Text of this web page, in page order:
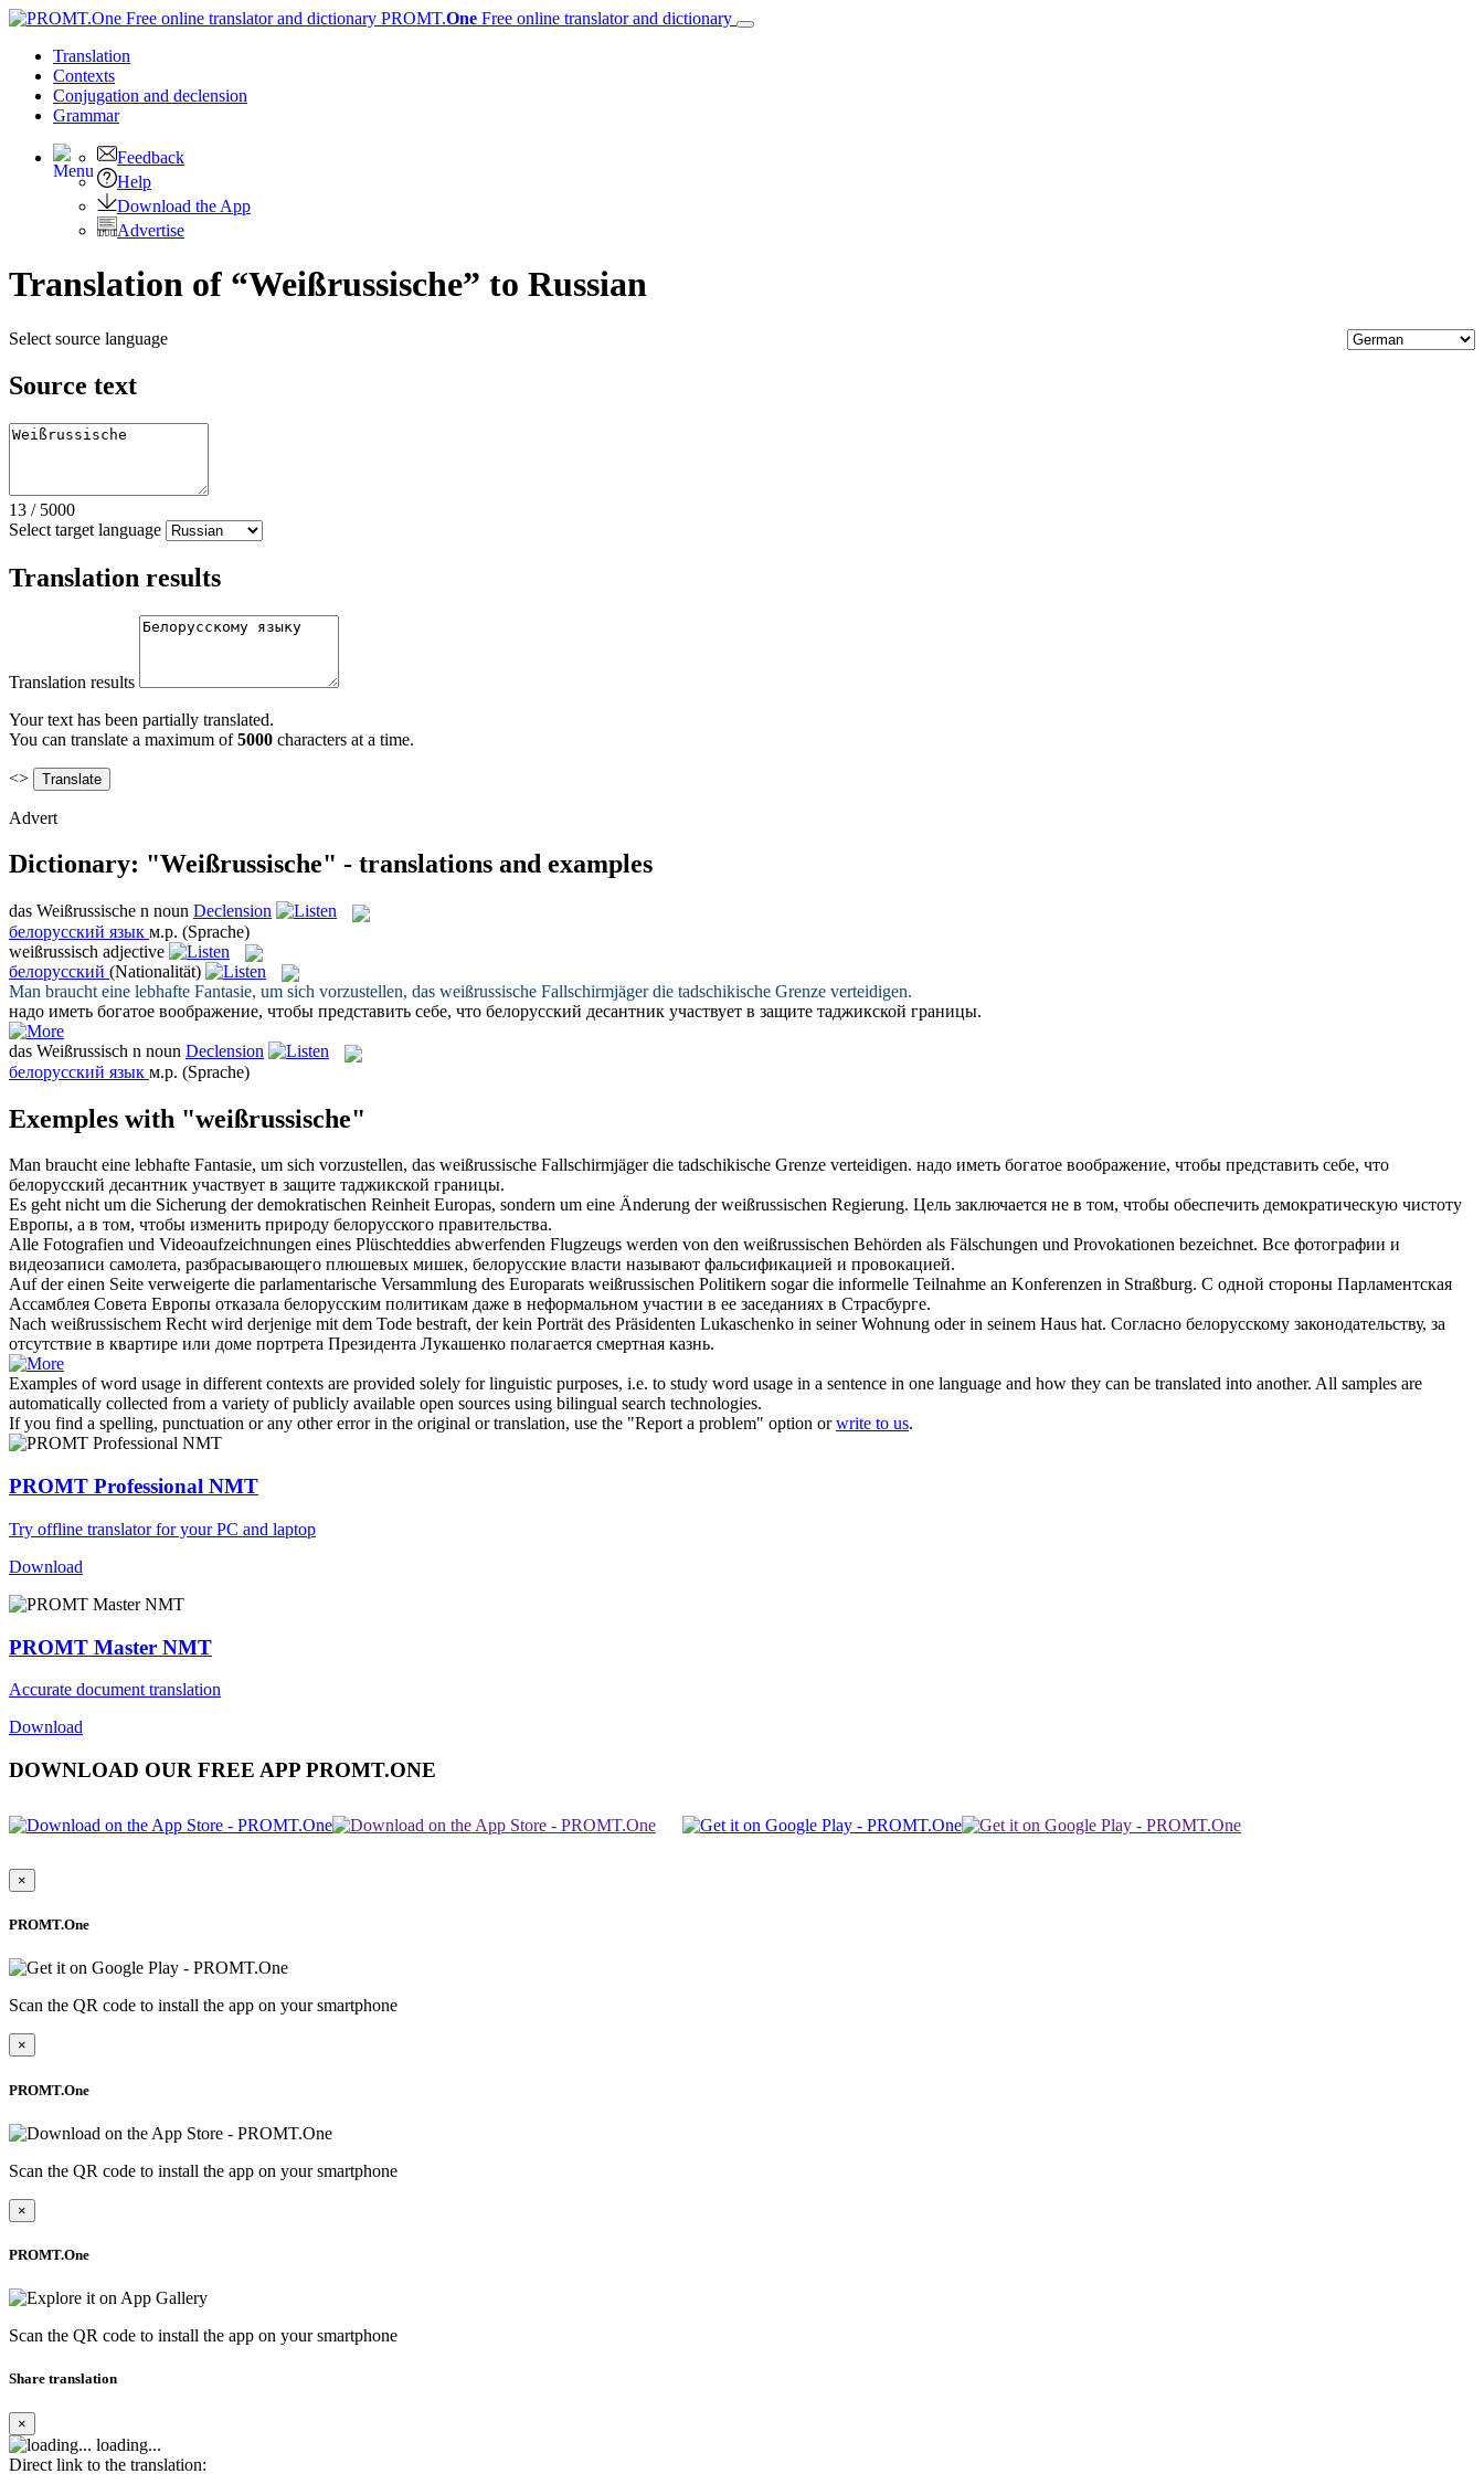
PROMT.One Free online translator and dictionary
Translation
Contexts
Conjugation and declension
Grammar
Feedback
Help
Download the App
Advertise
Translation of “Weißrussische” to Russian
Select source language
Source text
13 / 5000
Select target language
Translation results
Translation results
Your text has been partially translated.
You can translate a maximum of5000 characters at a time.
<>
Advert
Dictionary: "Weißrussische" - translations and examples
das Weißrussische n noun Declension
белорусский язык м.р. (Sprache)
weißrussisch adjective
белорусский (Nationalität)
Man braucht eine lebhafte Fantasie, um sich vorzustellen, das weißrussische Fallschirmjäger die tadschikische Grenze verteidigen.
надо иметь богатое воображение, чтобы представить себе, что белорусский десантник участвует в защите таджикской границы.
das Weißrussisch n noun Declension
белорусский язык м.р. (Sprache)
Exemples with "weißrussische"
Man braucht eine lebhafte Fantasie, um sich vorzustellen, das weißrussische Fallschirmjäger die tadschikische Grenze verteidigen. надо иметь богатое воображение, чтобы представить себе, что
белорусский десантник участвует в защите таджикской границы.
Es geht nicht um die Sicherung der demokratischen Reinheit Europas, sondern um eine Änderung derweißrussischen Regierung. Цель заключается не в том, чтобы обеспечить демократическую чистоту
Европы, а в том, чтобы изменить природу белорусского правительства.
Alle Fotografien und Videoaufzeichnungen eines Plüschteddies abwerfenden Flugzeugs werden von den weißrussischen Behörden als Fälschungen und Provokationen bezeichnet. Все фотографии и
видеозаписи самолета, разбрасывающего плюшевых мишек, белорусские власти называют фальсификацией и провокацией.
Auf der einen Seite verweigerte die parlamentarische Versammlung des Europarats weißrussischen Politikern sogar die informelle Teilnahme an Konferenzen in Straßburg. С одной стороны Парламентская
Ассамблея Совета Европы отказала белорусским политикам даже в неформальном участии в ее заседаниях в Страсбурге.
Nach weißrussischem Recht wird derjenige mit dem Tode bestraft, der kein Porträt des Präsidenten Lukaschenko in seiner Wohnung oder in seinem Haus hat. Согласно белорусскому законодательству, за
отсутствие в квартире или доме портрета Президента Лукашенко полагается смертная казнь.
Examples of word usage in different contexts are provided solely for linguistic purposes, i.e. to study word usage in a sentence in one language and how they can be translated into another. All samples are
automatically collected from a variety of publicly available open sources using bilingual search technologies.
If you find a spelling, punctuation or any other error in the original or translation, use the "Report a problem" option orwrite to us.
PROMT Professional NMT
Try offline translator for your PC and laptop
Download
PROMT Master NMT
Accurate document translation
Download
DOWNLOAD OUR FREE APP PROMT.ONE
×
PROMT.One
Scan the QR code to install the app on your smartphone
×
PROMT.One
Scan the QR code to install the app on your smartphone
×
PROMT.One
Scan the QR code to install the app on your smartphone
Share translation
×
loading...
Direct link to the translation: